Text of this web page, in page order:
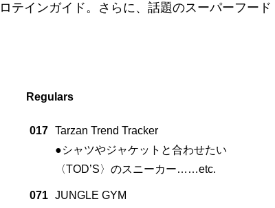
テインガイド。さらに、話題のスーパーフード
Regulars
017 Tarzan Trend Tracker
●シャツやジャケットと合わせたい
〈TOD’S〉のスニーカー……etc.
071 JUNGLE GYM